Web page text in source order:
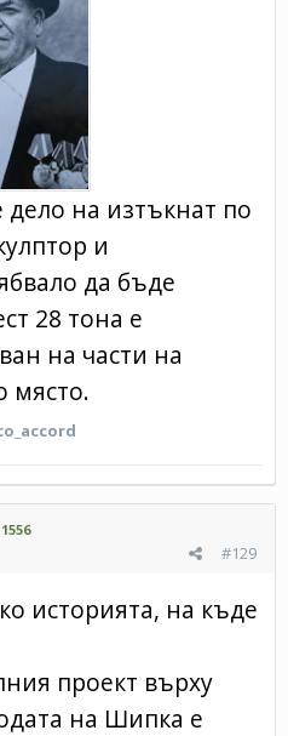
на изтъкнат по
и
да бъде
28 тона е
на части на
място.
1556
#129
историята, на къде
проект върху
на Шипка е